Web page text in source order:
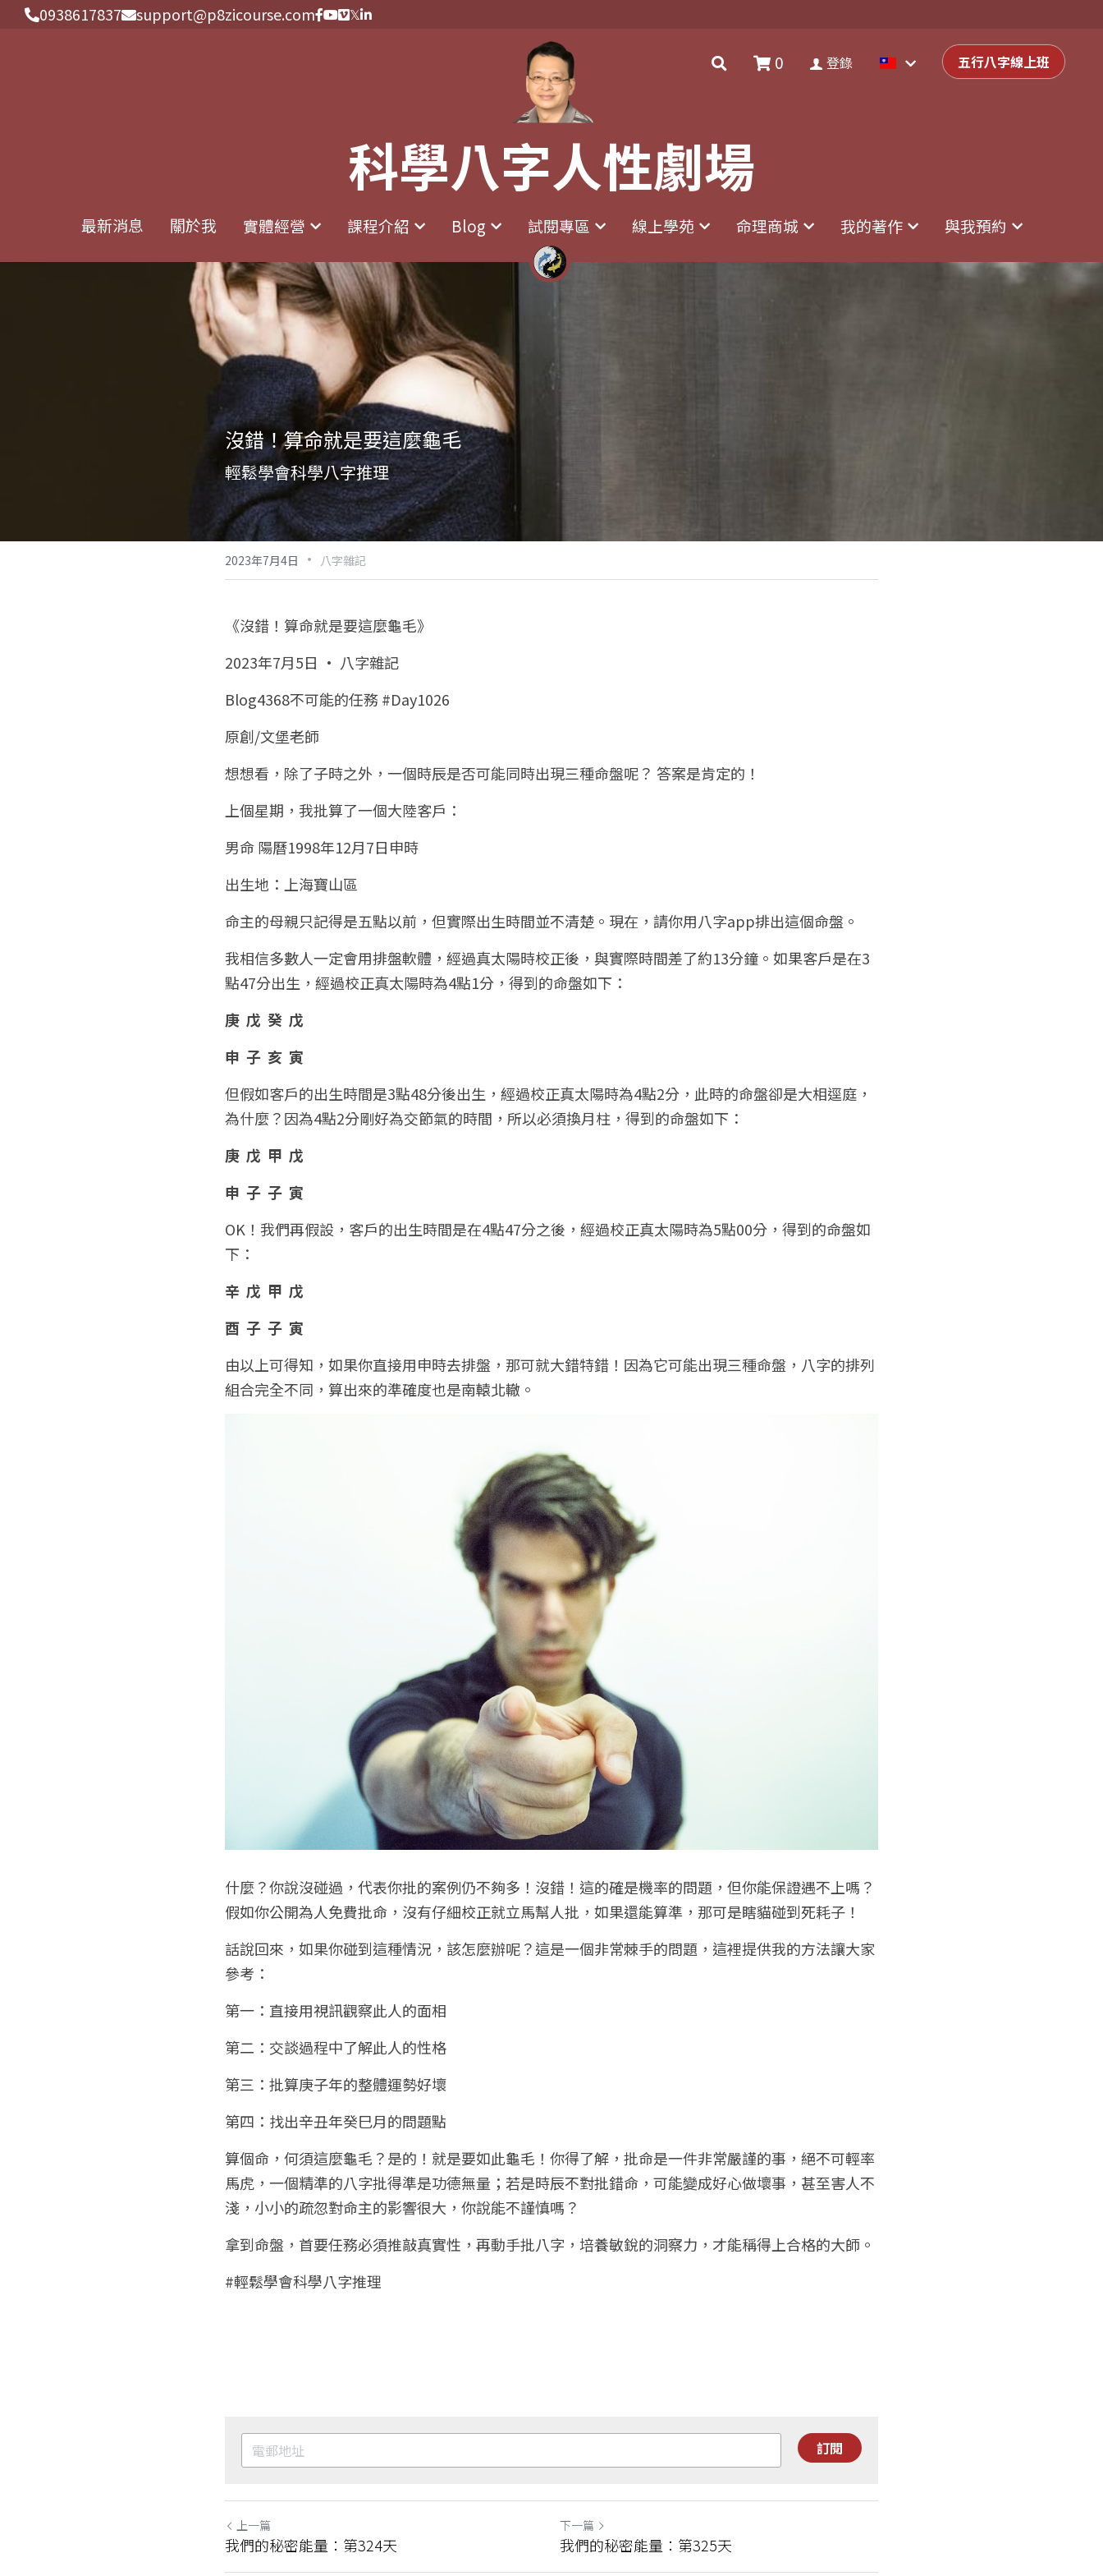
0938617837 support@p8zicourse.com
科學八字人性劇場
最新消息 關於我 實體經營 課程介紹 Blog 試閱專區 線上學苑 命理商城 我的著作 與我預約
0 登錄 五行八字線上班
0938617837 support@p8zicourse.com
科學八字人性劇場
最新消息 關於我 實體經營 課程介紹 Blog 試閱專區 線上學苑 命理商城 我的著作 與我預約
0 登錄 五行八字線上班
沒錯！算命就是要這麼龜毛
輕鬆學會科學八字推理
2023年7月4日 · 八字雜記
《沒錯！算命就是要這麼龜毛》
2023年7月5日 · 八字雜記
Blog4368不可能的任務 #Day1026
原創/文堡老師
想想看，除了子時之外，一個時辰是否可能同時出現三種命盤呢？ 答案是肯定的！
上個星期，我批算了一個大陸客戶：
男命 陽曆1998年12月7日申時
出生地：上海寶山區
命主的母親只記得是五點以前，但實際出生時間並不清楚。現在，請你用八字app排出這個命盤。
我相信多數人一定會用排盤軟體，經過真太陽時校正後，與實際時間差了約13分鐘。如果客戶是在3
點47分出生，經過校正真太陽時為4點1分，得到的命盤如下：
庚  戊  癸  戊
申  子  亥  寅
但假如客戶的出生時間是3點48分後出生，經過校正真太陽時為4點2分，此時的命盤卻是大相逕庭，
為什麼？因為4點2分剛好為交節氣的時間，所以必須換月柱，得到的命盤如下：
庚  戊  甲  戊
申  子  子  寅
OK！我們再假設，客戶的出生時間是在4點47分之後，經過校正真太陽時為5點00分，得到的命盤如
下：
辛  戊  甲  戊
酉  子  子  寅
由以上可得知，如果你直接用申時去排盤，那可就大錯特錯！因為它可能出現三種命盤，八字的排列
組合完全不同，算出來的準確度也是南轅北轍。
什麼？你說沒碰過，代表你批的案例仍不夠多！沒錯！這的確是機率的問題，但你能保證遇不上嗎？
假如你公開為人免費批命，沒有仔細校正就立馬幫人批，如果還能算準，那可是瞎貓碰到死耗子！
話說回來，如果你碰到這種情況，該怎麼辦呢？這是一個非常棘手的問題，這裡提供我的方法讓大家
參考：
第一：直接用視訊觀察此人的面相
第二：交談過程中了解此人的性格
第三：批算庚子年的整體運勢好壞
第四：找出辛丑年癸巳月的問題點
算個命，何須這麼龜毛？是的！就是要如此龜毛！你得了解，批命是一件非常嚴謹的事，絕不可輕率
馬虎，一個精準的八字批得準是功德無量；若是時辰不對批錯命，可能變成好心做壞事，甚至害人不
淺，小小的疏忽對命主的影響很大，你說能不謹慎嗎？
拿到命盤，首要任務必須推敲真實性，再動手批八字，培養敏銳的洞察力，才能稱得上合格的大師。
#輕鬆學會科學八字推理
訂閱
上一篇
我們的秘密能量：第324天
下一篇
我們的秘密能量：第325天